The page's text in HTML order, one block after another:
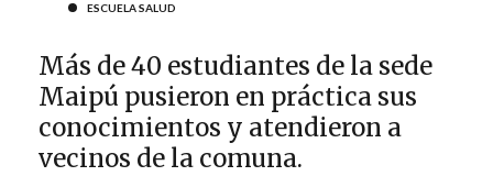
ESCUELA SALUD
Más de 40 estudiantes de la sede
Maipú pusieron en práctica sus
conocimientos y atendieron a
vecinos de la comuna.